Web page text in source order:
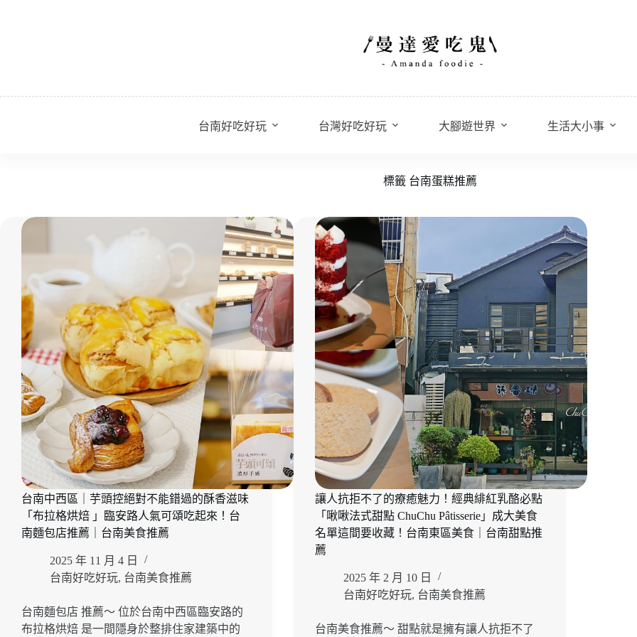
容
台南好吃好玩 台灣好吃好玩 大腳遊世界 生活大小事
標籤台南蛋糕推薦
台南中西區｜芋頭控絕對不能錯過的酥香滋味
「布拉格烘焙 」臨安路人氣可頌吃起來！台
南麵包店推薦｜台南美食推薦
2025 年 11 月 4 日
台南好吃好玩, 台南美食推薦
台南麵包店 推薦～ 位於台南中西區臨安路的
布拉格烘焙 是一間隱身於整排住家建築中的
讓人抗拒不了的療癒魅力！經典緋紅乳酪必點
「啾啾法式甜點 ChuChu Pâtisserie」成大美食
名單這間要收藏！台南東區美食｜台南甜點推
薦
2025 年 2 月 10 日
台南好吃好玩, 台南美食推薦
台南美食推薦～ 甜點就是擁有讓人抗拒不了